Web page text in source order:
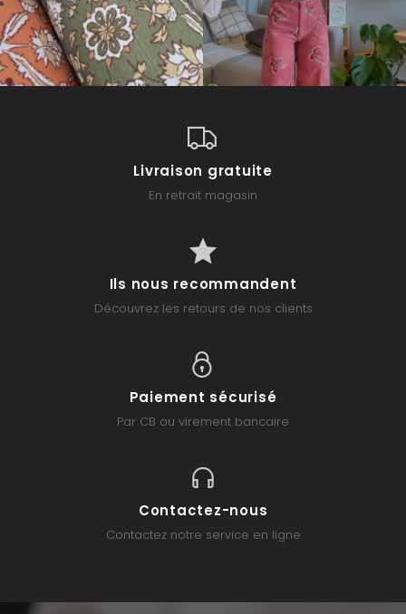
Livraison gratuite
En retrait magasin
Ils nous recommandent
Découvrez les retours de nos clients
Paiement sécurisé
Par CB ou virement bancaire
Contactez-nous
Contactez notre service en ligne